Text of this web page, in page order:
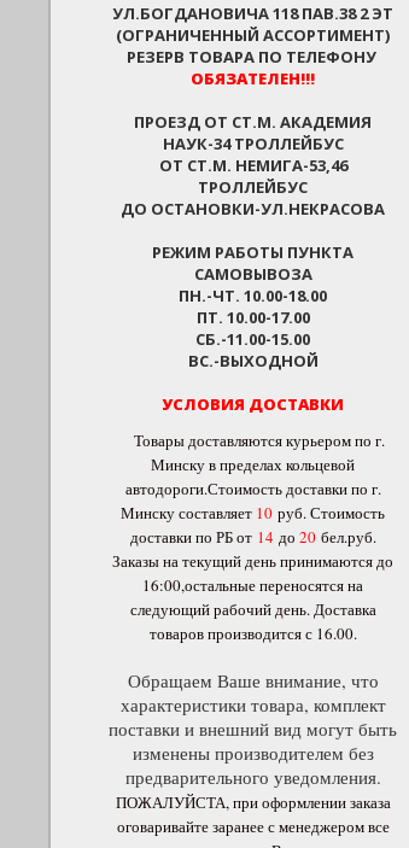
УЛ.БОГДАНОВИЧА 118 ПАВ.38 2 ЭТ
(ОГРАНИЧЕННЫЙ АССОРТИМЕНТ)
РЕЗЕРВ ТОВАРА ПО ТЕЛЕФОНУ
ОБЯЗАТЕЛЕН!!!
ПРОЕЗД ОТ СТ.М. АКАДЕМИЯ
НАУК-34 ТРОЛЛЕЙБУС
ОТ СТ.М. НЕМИГА-53,46
ТРОЛЛЕЙБУС
ДО ОСТАНОВКИ-УЛ.НЕКРАСОВА
РЕЖИМ РАБОТЫ ПУНКТА
САМОВЫВОЗА
ПН.-ЧТ. 10.00-18.00
ПТ. 10.00-17.00
СБ.-11.00-15.00
ВС.-ВЫХОДНОЙ
УСЛОВИЯ ДОСТАВКИ
Товары доставляются курьером по г.
Минску в пределах кольцевой
автодороги.Стоимость доставки по г.
Минску составляет 10 руб. Стоимость
доставки по РБ от 14до 20 бел.руб.
Заказы на текущий день принимаются до
16:00,остальные переносятся на
следующий рабочий день. Доставка
товаров производится с 16.00.
Обращаем Ваше внимание, что
характеристики товара, комплект
поставки и внешний вид могут быть
изменены производителем без
предварительного уведомления.
ПОЖАЛУЙСТА, при оформлении заказа
оговаривайте заранее с менеджером все